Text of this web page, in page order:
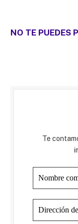
NO TE PUEDES
Te